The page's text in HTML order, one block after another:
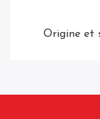
Origine et